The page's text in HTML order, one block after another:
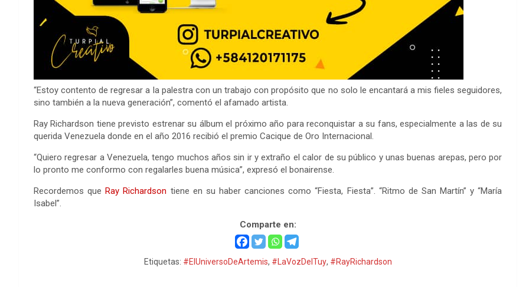
“Estoy contento de regresar a la palestra con un trabajo con propósito que no solo le encantará a mis fieles seguidores,
sino también a la nueva generación”, comentó el afamado artista.
Ray Richardson tiene previsto estrenar su álbum el próximo año para reconquistar a su fans, especialmente a las de su
querida Venezuela donde en el año 2016 recibió el premio Cacique de Oro Internacional.
“Quiero regresar a Venezuela, tengo muchos años sin ir y extraño el calor de su público y unas buenas arepas, pero por
lo pronto me conformo con regalarles buena música”, expresó el bonairense.
Recordemos queRay Richardson tiene en su haber canciones como “Fiesta, Fiesta”. “Ritmo de San Martín” y “María
Isabel”.
Comparte en:
Etiquetas: #ElUniversoDeArtemis, #LaVozDelTuy, #RayRichardson